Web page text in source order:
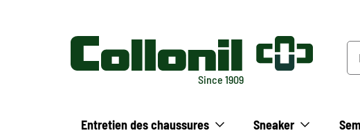
Since 1909
Entretien des chaussures Sneaker